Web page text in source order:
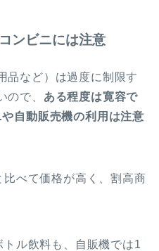
ンビニには注意
品など）は過度に制限す
ので、 ある程度は寛容で
や自動販売機の利用は注意
比べて価格が高く、割高商
ル飲料も、自販機では1